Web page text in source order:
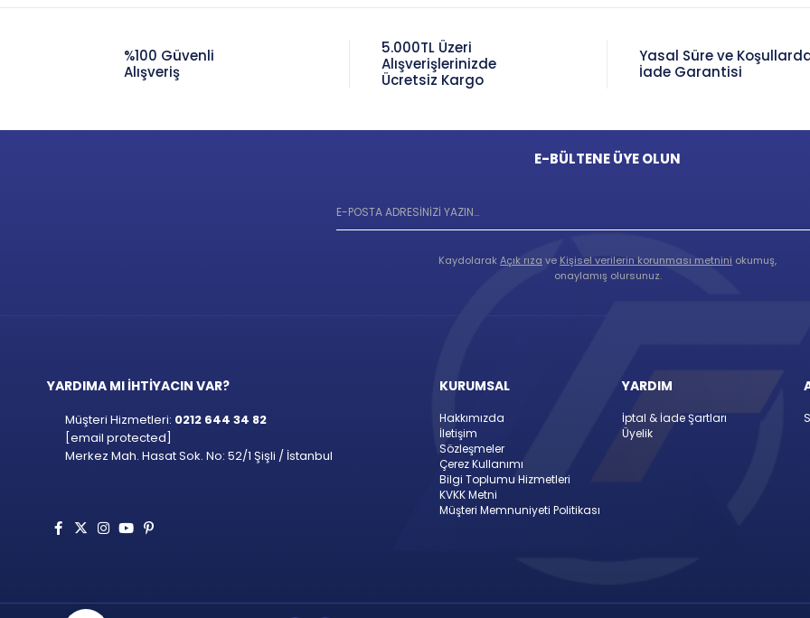
%100 Güvenli
Alışveriş
5.000TL Üzeri
Alışverişlerinizde
Ücretsiz Kargo
Yasal Süre ve
İade Garantisi
E-BÜLTENE ÜYE OLUN
KaydolarakAçık rıza ve Kişisel verilerin korunması metnini okumuş,
onaylamış olursunuz.
YARDIMA MI İHTİYACIN VAR?
Müşteri Hizmetleri: 0212 644 34 82
[email protected]
Merkez Mah. Hasat Sok. No: 52/1 Şişli / İstanbul
KURUMSAL
Hakkımızda
İletişim
Sözleşmeler
Çerez Kullanımı
Bilgi Toplumu Hizmetleri
KVKK Metni
Müşteri Memnuniyeti Politikası
YARDIM
İptal & İade Şartları
Üyelik